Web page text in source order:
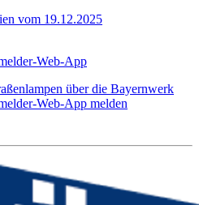
vom 19.12.2025
Web-App
über die Bayernwerk
Web-App melden